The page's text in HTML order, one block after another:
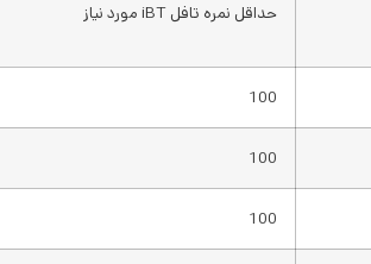
حداقل نمره تافل iBT مورد نیاز
100
100
100